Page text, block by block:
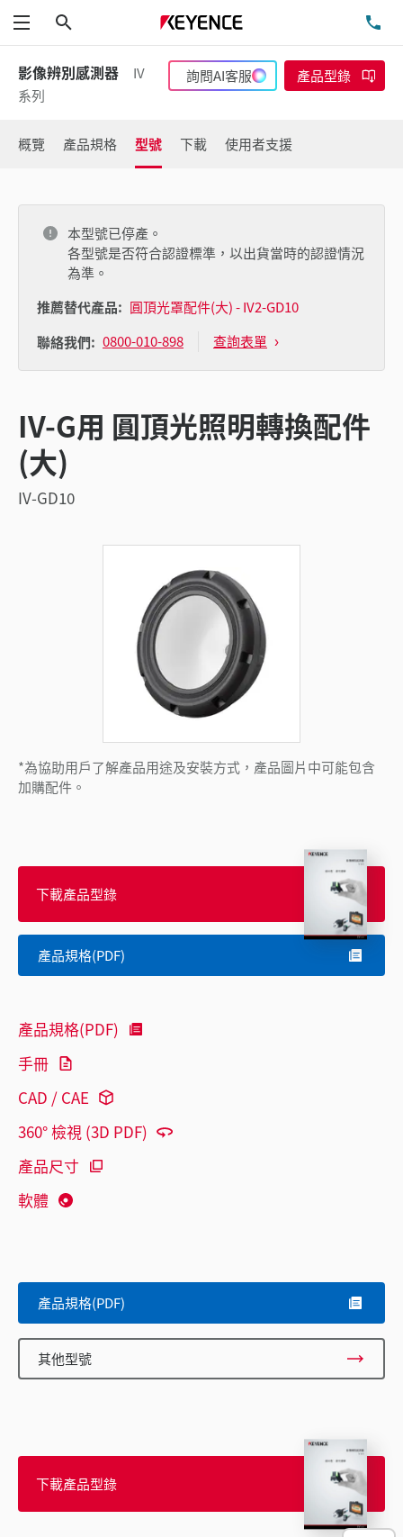
功能表
影像辨別感測器
IV
系列
詢問AI客服 產品型錄
概覽 產品規格 型號 下載 使用者支援
本型號已停產。
各型號是否符合認證標準，以出貨當時的認證情況
為準。
推薦替代產品: 圓頂光罩配件(大) - IV2-GD10
聯絡我們: 0800-010-898 查詢表單
IV-G用 圓頂光照明轉換配件
(大)
IV-GD10
*為協助用戶了解產品用途及安裝方式，產品圖片中可能包含
加購配件。
下載產品型錄
產品規格(PDF)
產品規格(PDF)
手冊
CAD / CAE
360° 檢視 (3D PDF)
產品尺寸
軟體
產品規格(PDF)
其他型號
下載產品型錄